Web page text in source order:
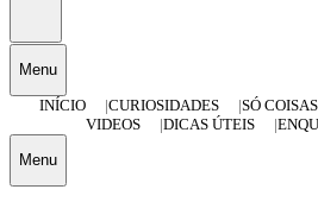
Menu
INÍCIO
CURIOSIDADES SÓ
VIDEOS
DICAS ÚTEIS
Menu